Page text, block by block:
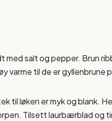
med salt og pepper. Brun
varme til de er gyllenbrune
til løken er myk og blank.
Tilsett laurbærblad og